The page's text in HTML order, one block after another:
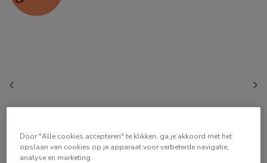
Door "Alle cookies accepteren" te klikken, ga je akkoord met het
opslaan van cookies op je apparaat voor verbeterde navigatie,
analyse en marketing.